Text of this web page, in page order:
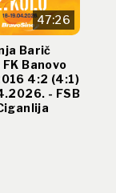
47:26
Barič
Banovo
4:2 (4:1)
- FSB